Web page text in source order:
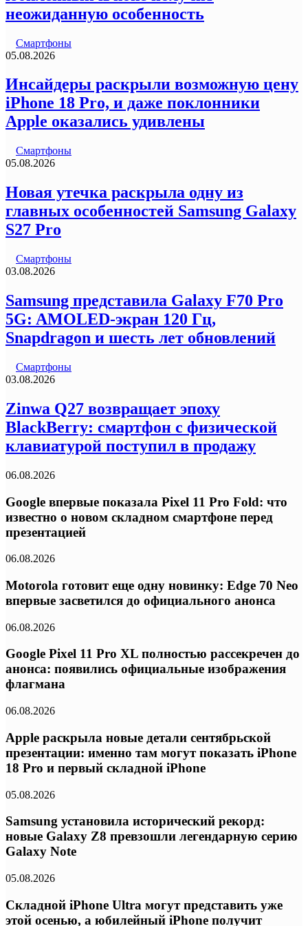
неожиданную особенность
Смартфоны
05.08.2026
Инсайдеры раскрыли возможную цену
iPhone 18 Pro, и даже поклонники
Apple оказались удивлены
Смартфоны
05.08.2026
Новая утечка раскрыла одну из
главных особенностей Samsung Galaxy
S27 Pro
Смартфоны
03.08.2026
Samsung представила Galaxy F70 Pro
5G: AMOLED-экран 120 Гц,
Snapdragon и шесть лет обновлений
Смартфоны
03.08.2026
Zinwa Q27 возвращает эпоху
BlackBerry: смартфон с физической
клавиатурой поступил в продажу
06.08.2026
Google впервые показала Pixel 11 Pro Fold: что
известно о новом складном смартфоне перед
презентацией
06.08.2026
Motorola готовит еще одну новинку: Edge 70 Neo
впервые засветился до официального анонса
06.08.2026
Google Pixel 11 Pro XL полностью рассекречен до
анонса: появились официальные изображения
флагмана
06.08.2026
Apple раскрыла новые детали сентябрьской
презентации: именно там могут показать iPhone
18 Pro и первый складной iPhone
05.08.2026
Samsung установила исторический рекорд:
новые Galaxy Z8 превзошли легендарную серию
Galaxy Note
05.08.2026
Складной iPhone Ultra могут представить уже
этой осенью, а юбилейный iPhone получит